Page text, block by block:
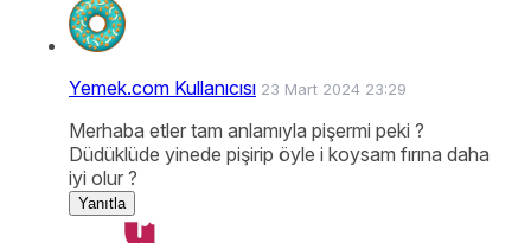
Yemek.com Kullanıcısı 23 Mart 2024 23:29
Merhaba etler tam anlamıyla pişermi peki ?
Düdüklüde yinede pişirip öyle i koysam fırına daha
iyi olur ?
Yanıtla